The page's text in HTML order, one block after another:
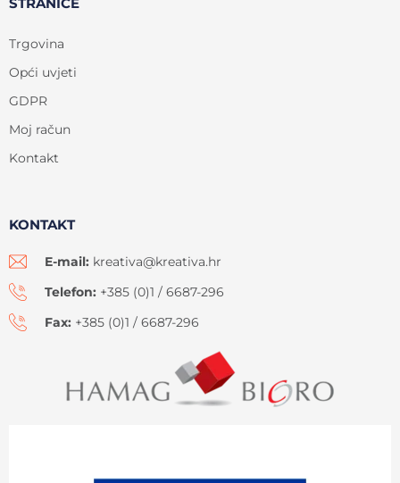
Trgovina
Opći uvjeti
GDPR
Moj račun
Kontakt
KONTAKT
E-mail: kreativa@kreativa.hr
Telefon: +385 (0)1 / 6687-296
Fax: +385 (0)1 / 6687-296